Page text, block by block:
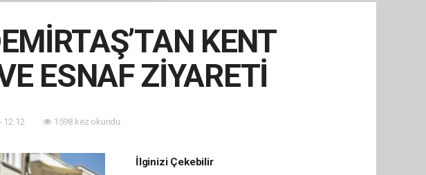
KENT
ESNAF ZİYARETİ
12:12 1598 kez okundu.
İlginizi Çekebilir